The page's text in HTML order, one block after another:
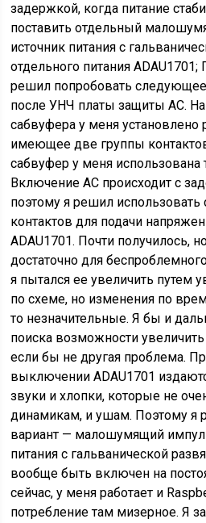
задержкой, когда питание
поставить отдельный
источник питания с
отдельного питания
решил попробовать
после УНЧ платы защиты АС.
сабвуфера у меня установлено
имеющее две группы
сабвуфер у меня использована
Включение АС происходит с
поэтому я решил
контактов для подачи
ADAU1701. Почти получилось,
достаточно для
я пытался ее увеличить путем
по схеме, но изменения по
то незначительные. Я бы и
поиска возможности
если бы не другая проблема.
выключении ADAU1701
звуки и хлопки, которые не
динамикам, и ушам. Поэтому я
вариант — малошумящий
питания с гальванической
вообще быть включен на
сейчас, у меня работает и
потребление там мизерное. Я